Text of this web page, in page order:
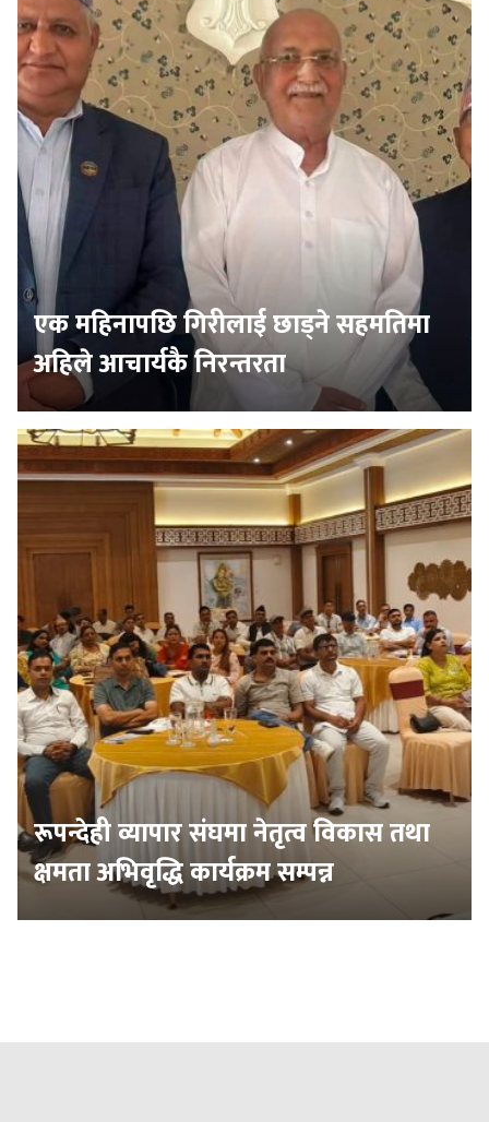
एक महिनापछि गिरीलाई छाड्ने सहमतिमा
अहिले आचार्यकै निरन्तरता
रूपन्देही व्यापार संघमा नेतृत्व विकास तथा
क्षमता अभिवृद्धि कार्यक्रम सम्पन्न